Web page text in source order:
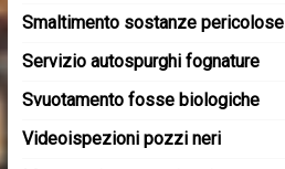
Smaltimento sostanze pericolose
Servizio autospurghi fognature
Svuotamento fosse biologiche
Videoispezioni pozzi neri